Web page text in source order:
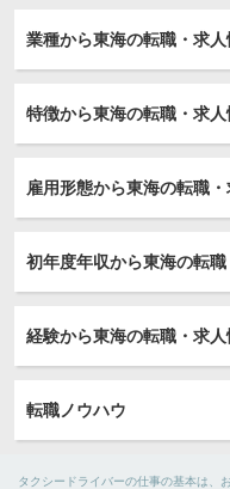
業種から東海の転職・求
特徴から東海の転職・求
雇用形態から東海の転職
初年度年収から東海の転
経験から東海の転職・求
転職ノウハウ
タクシードライバーの仕事の基本は、